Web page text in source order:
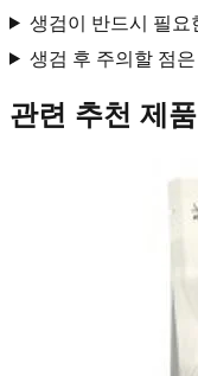
생검이 반드시 필요
생검 후 주의할 점
관련 추천 제품